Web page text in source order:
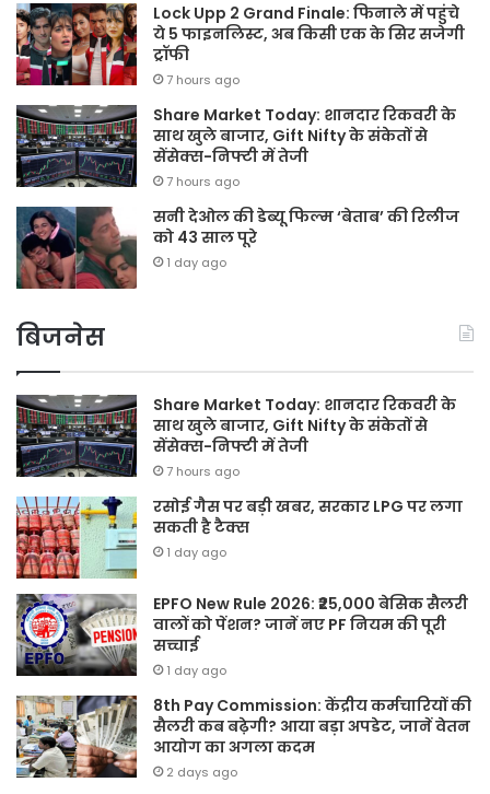
Lock Upp 2 Grand Finale: फिनाले में पहुंचे
ये 5 फाइनलिस्ट, अब किसी एक के सिर सजेगी
ट्रॉफी
7 hours ago
Share Market Today: शानदार रिकवरी के
साथ खुले बाजार, Gift Nifty के संकेतों से
सेंसेक्स-निफ्टी में तेजी
7 hours ago
सनी देओल की डेब्यू फिल्म ‘बेताब’ की रिलीज
को 43 साल पूरे
1 day ago
बिजनेस
Share Market Today: शानदार रिकवरी के
साथ खुले बाजार, Gift Nifty के संकेतों से
सेंसेक्स-निफ्टी में तेजी
7 hours ago
रसोई गैस पर बड़ी खबर, सरकार LPG पर लगा
सकती है टैक्स
1 day ago
EPFO New Rule 2026: ₹25,000 बेसिक सैलरी
वालों को पेंशन? जानें नए PF नियम की पूरी
सच्चाई
1 day ago
8th Pay Commission: केंद्रीय कर्मचारियों की
सैलरी कब बढ़ेगी? आया बड़ा अपडेट, जानें वेतन
आयोग का अगला कदम
2 days ago